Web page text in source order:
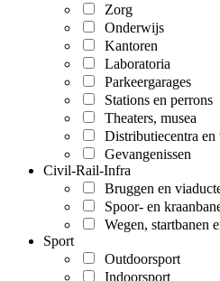
Zorg
Onderwijs
Kantoren
Laboratoria
Parkeergarages
Stations en perrons
Theaters, musea
Distributiecentra
Gevangenissen
Civil-Rail-Infra
Bruggen en
Spoor- en
Wegen, startbanen
Sport
Outdoorsport
Indoorsport